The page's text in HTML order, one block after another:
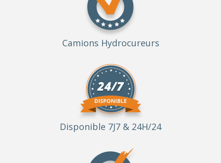
Camions Hydrocureurs
Disponible 7J7 & 24H/24